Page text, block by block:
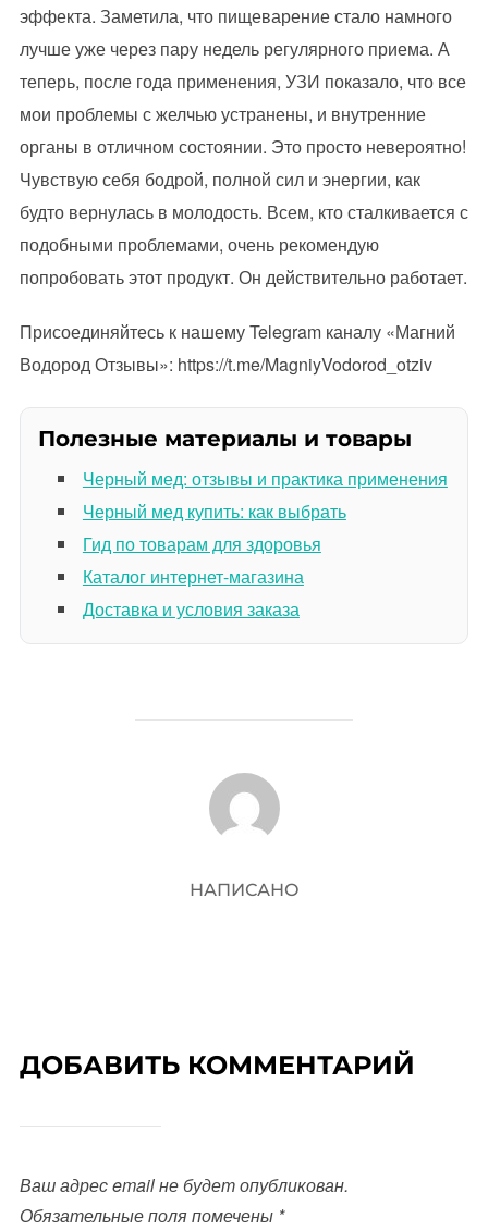
эффекта. Заметила, что пищеварение стало намного
лучше уже через пару недель регулярного приема. А
теперь, после года применения, УЗИ показало, что все
мои проблемы с желчью устранены, и внутренние
органы в отличном состоянии. Это просто невероятно!
Чувствую себя бодрой, полной сил и энергии, как
будто вернулась в молодость. Всем, кто сталкивается с
подобными проблемами, очень рекомендую
попробовать этот продукт. Он действительно работает.
Присоединяйтесь к нашему Telegram каналу «Магний
Водород Отзывы»: https://t.me/MagniyVodorod_otziv
Полезные материалы и товары
Черный мед: отзывы и практика применения
Черный мед купить: как выбрать
Гид по товарам для здоровья
Каталог интернет-магазина
Доставка и условия заказа
АВТОР ЗАПИСИ
НАПИСАНО
ДОБАВИТЬ КОММЕНТАРИЙ
Ваш адрес email не будет опубликован.
Обязательные поля помечены *